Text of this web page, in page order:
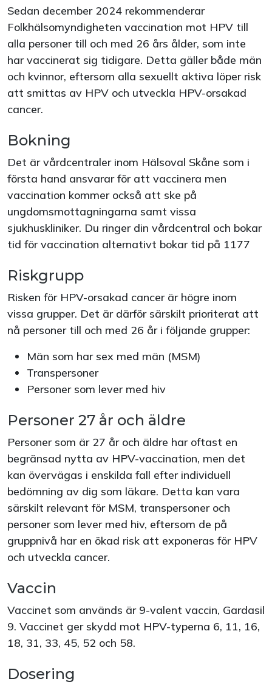
Sedan december 2024 rekommenderar
Folkhälsomyndigheten vaccination mot HPV till
alla personer till och med 26 års ålder, som inte
har vaccinerat sig tidigare. Detta gäller både män
och kvinnor, eftersom alla sexuellt aktiva löper risk
att smittas av HPV och utveckla HPV-orsakad
cancer.
Bokning
Det är vårdcentraler inom Hälsoval Skåne som i
första hand ansvarar för att vaccinera men
vaccination kommer också att ske på
ungdomsmottagningarna samt vissa
sjukhuskliniker. Du ringer din vårdcentral och bokar
tid för vaccination alternativt bokar tid på 1177
Riskgrupp
Risken för HPV-orsakad cancer är högre inom
vissa grupper. Det är därför särskilt prioriterat att
nå personer till och med 26 år i följande grupper:
Män som har sex med män (MSM)
Transpersoner
Personer som lever med hiv
Personer 27 år och äldre
Personer som är 27 år och äldre har oftast en
begränsad nytta av HPV-vaccination, men det
kan övervägas i enskilda fall efter individuell
bedömning av dig som läkare. Detta kan vara
särskilt relevant för MSM, transpersoner och
personer som lever med hiv, eftersom de på
gruppnivå har en ökad risk att exponeras för HPV
och utveckla cancer.
Vaccin
Vaccinet som används är 9-valent vaccin, Gardasil
9. Vaccinet ger skydd mot HPV-typerna 6, 11, 16,
18, 31, 33, 45, 52 och 58.
Dosering